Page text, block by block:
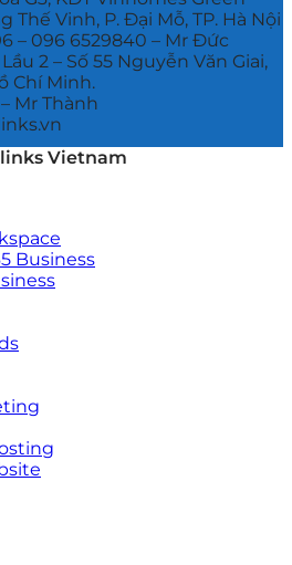
Thế Vinh, P. Đại Mỗ, TP. Hà Nội
– ‭096 6529840‬ – Mr Đức
Lầu 2 – Số 55 Nguyễn Văn Giai,
Chí Minh.
Mr Thành
Vietnam
Business